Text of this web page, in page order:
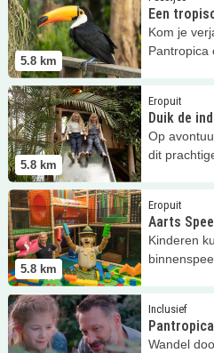
5.8 km
Een
Kom je
Pantropica
5.8 km
Eropuit
Duik de
Op
dit
Lees meer Duik de indoor jungle
5.8 km
Eropuit
Aarts
Kinderen
Lees meerAarts Speeljungle
Inclusief
Pantropica
Wandel
Lees meer Pantropica